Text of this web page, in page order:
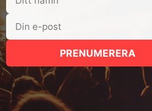
PRENUMERERA